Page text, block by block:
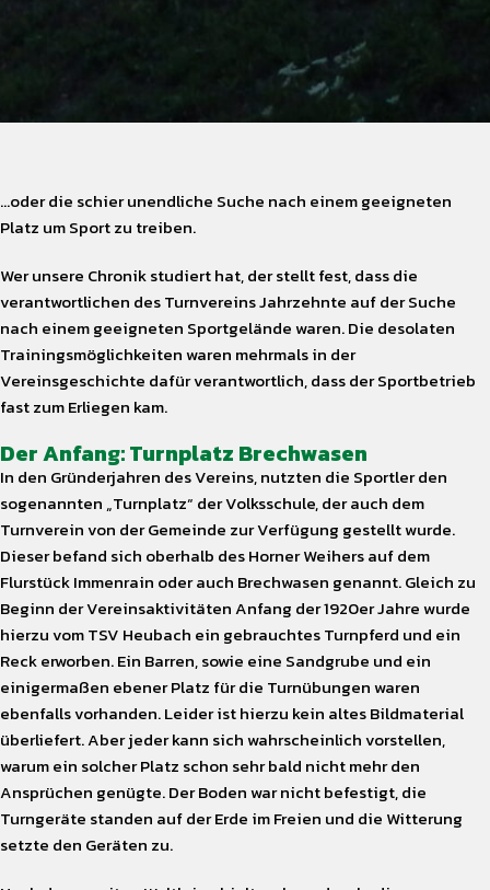
…oder die schier unendliche Suche nach einem geeigneten
Platz um Sport zu treiben.
Wer unsere Chronik studiert hat, der stellt fest, dass die
verantwortlichen des Turnvereins Jahrzehnte auf der Suche
nach einem geeigneten Sportgelände waren. Die desolaten
Trainingsmöglichkeiten waren mehrmals in der
Vereinsgeschichte dafür verantwortlich, dass der Sportbetrieb
fast zum Erliegen kam.
Der Anfang: Turnplatz Brechwasen
In den Gründerjahren des Vereins, nutzten die Sportler den
sogenannten „Turnplatz“ der Volksschule, der auch dem
Turnverein von der Gemeinde zur Verfügung gestellt wurde.
Dieser befand sich oberhalb des Horner Weihers auf dem
Flurstück Immenrain oder auch Brechwasen genannt. Gleich zu
Beginn der Vereinsaktivitäten Anfang der 1920er Jahre wurde
hierzu vom TSV Heubach ein gebrauchtes Turnpferd und ein
Reck erworben. Ein Barren, sowie eine Sandgrube und ein
einigermaßen ebener Platz für die Turnübungen waren
ebenfalls vorhanden. Leider ist hierzu kein altes Bildmaterial
überliefert. Aber jeder kann sich wahrscheinlich vorstellen,
warum ein solcher Platz schon sehr bald nicht mehr den
Ansprüchen genügte. Der Boden war nicht befestigt, die
Turngeräte standen auf der Erde im Freien und die Witterung
setzte den Geräten zu.